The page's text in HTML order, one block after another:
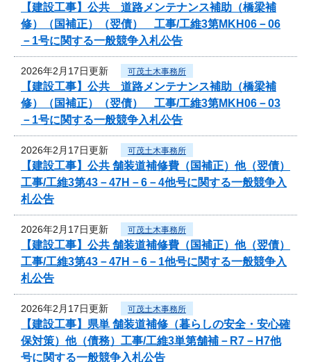
【建設工事】公共 道路メンテナンス補助（橋梁補
修）（国補正）（翌債） 工事/工維3第MKH06－06
－1号に関する一般競争入札公告
2026年2月17日更新 可茂土木事務所
【建設工事】公共 道路メンテナンス補助（橋梁補
修）（国補正）（翌債） 工事/工維3第MKH06－03
－1号に関する一般競争入札公告
2026年2月17日更新 可茂土木事務所
【建設工事】公共 舗装道補修費（国補正）他（翌債）
工事/工維3第43－47H－6－4他号に関する一般競争入
札公告
2026年2月17日更新 可茂土木事務所
【建設工事】公共 舗装道補修費（国補正）他（翌債）
工事/工維3第43－47H－6－1他号に関する一般競争入
札公告
2026年2月17日更新 可茂土木事務所
【建設工事】県単 舗装道補修（暮らしの安全・安心確
保対策）他（債務）工事/工維3単第舗補－R7－H7他
号に関する一般競争入札公告